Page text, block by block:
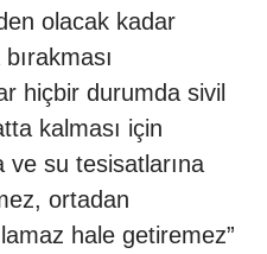
olacak kadar
hiçbir durumda sivil
kalması için
ve su tesisatlarına
ortadan
hale getiremez”